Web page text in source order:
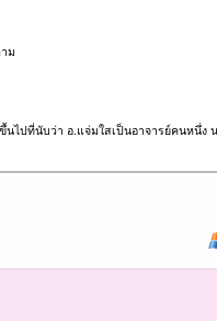
ม
ไปที่นับว่า อ.แจ่มใสเป็นอาจารย์คนหนึ่ง